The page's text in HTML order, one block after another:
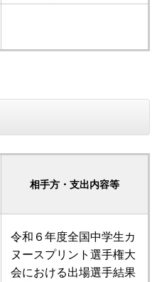
相手方・支出内容等
令和６年度全国中学生カ
ヌースプリント選手権大
会における出場選手結果